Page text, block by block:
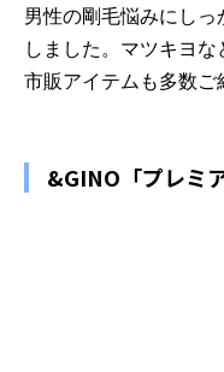
男性の剛毛悩みにし
しました。マツキヨ
市販アイテムも多数ご
&GINO「プレミ